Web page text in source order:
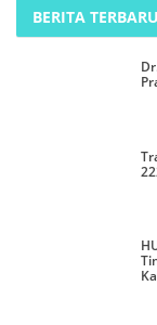
BERITA TERBARU